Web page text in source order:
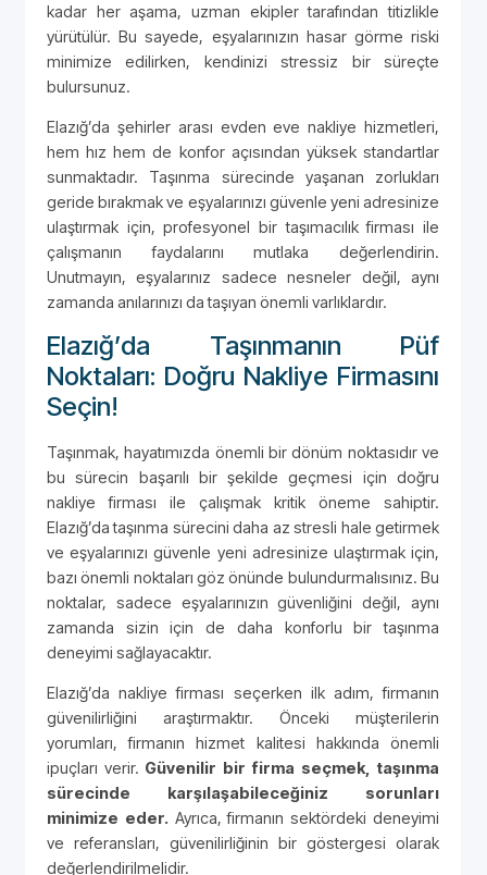
kadar her aşama, uzman ekipler tarafından titizlikle
yürütülür. Bu sayede, eşyalarınızın hasar görme riski
minimize edilirken, kendinizi stressiz bir süreçte
bulursunuz.
Elazığ’da şehirler arası evden eve nakliye hizmetleri,
hem hız hem de konfor açısından yüksek standartlar
sunmaktadır. Taşınma sürecinde yaşanan zorlukları
geride bırakmak ve eşyalarınızı güvenle yeni adresinize
ulaştırmak için, profesyonel bir taşımacılık firması ile
çalışmanın faydalarını mutlaka değerlendirin.
Unutmayın, eşyalarınız sadece nesneler değil, aynı
zamanda anılarınızı da taşıyan önemli varlıklardır.
Elazığ’da Taşınmanın Püf
Noktaları: Doğru Nakliye Firmasını
Seçin!
Taşınmak, hayatımızda önemli bir dönüm noktasıdır ve
bu sürecin başarılı bir şekilde geçmesi için doğru
nakliye firması ile çalışmak kritik öneme sahiptir.
Elazığ’da taşınma sürecini daha az stresli hale getirmek
ve eşyalarınızı güvenle yeni adresinize ulaştırmak için,
bazı önemli noktaları göz önünde bulundurmalısınız. Bu
noktalar, sadece eşyalarınızın güvenliğini değil, aynı
zamanda sizin için de daha konforlu bir taşınma
deneyimi sağlayacaktır.
Elazığ’da nakliye firması seçerken ilk adım, firmanın
güvenilirliğini araştırmaktır. Önceki müşterilerin
yorumları, firmanın hizmet kalitesi hakkında önemli
ipuçları verir. Güvenilir bir firma seçmek, taşınma
sürecinde karşılaşabileceğiniz sorunları
minimize eder. Ayrıca, firmanın sektördeki deneyimi
ve referansları, güvenilirliğinin bir göstergesi olarak
değerlendirilmelidir.